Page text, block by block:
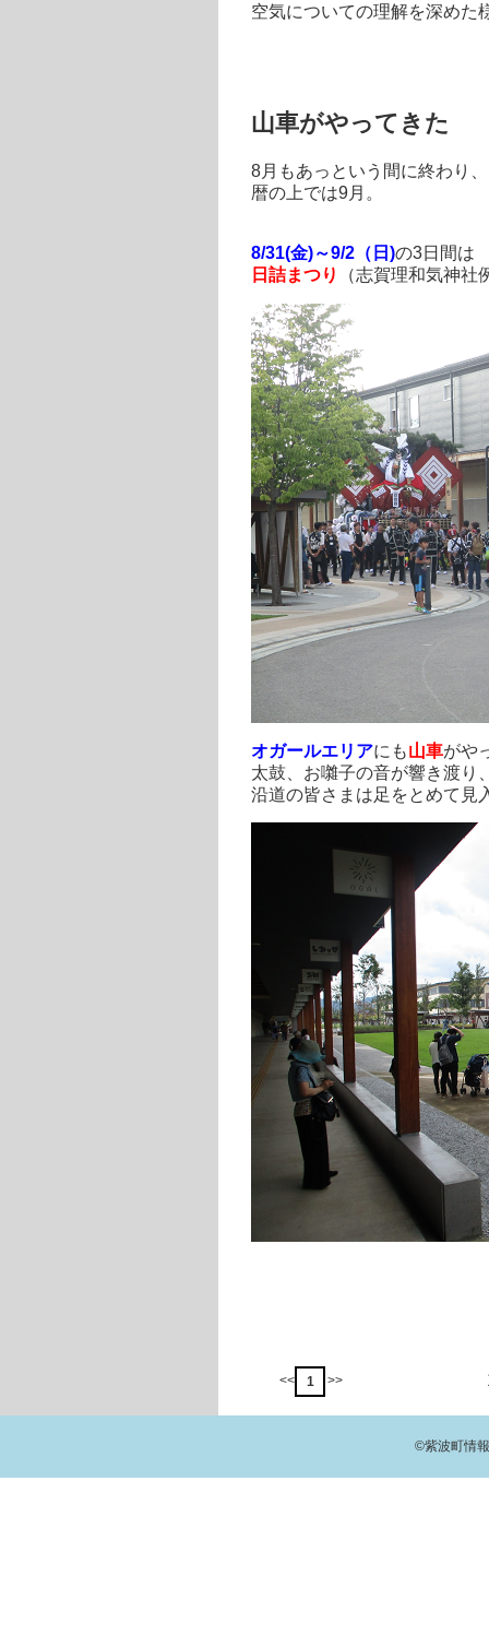
空気についての理解を深めた
山車がやってきた
8月もあっという間に終わり、
暦の上では9月。
8/31(金)～9/2（日)の3日間は
日詰まつり
（志賀理和気神社
オガールエリアにも山車がや
太鼓、お囃子の音が響き渡り
沿道の皆さまは足をとめて見
<< 1 >>
©紫波町情